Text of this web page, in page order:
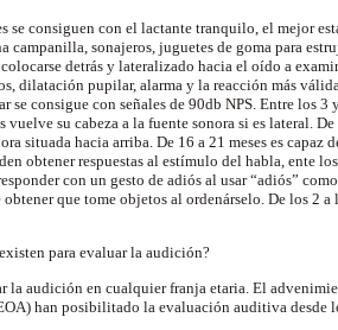
se consiguen con el lactante tranquilo, el mejor
campanilla, sonajeros, juguetes de goma para
detrás y lateralizado hacia el oído a
dilatación pupilar, alarma y la reacción más
se consigue con señales de 90db NPS. Entre los
vuelve su cabeza a la fuente sonora si es lateral.
situada hacia arriba. De 16 a 21 meses es capaz
obtener respuestas al estímulo del habla, ente
con un gesto de adiós al usar “adiós”
obtener que tome objetos al ordenárselo. De los 2
para evaluar la audición?
la audición en cualquier franja etaria. El
han posibilitado la evaluación auditiva desde